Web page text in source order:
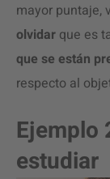
mayor puntaje,
olvidar que es
que se están
respecto al
Ejemplo
estudiar